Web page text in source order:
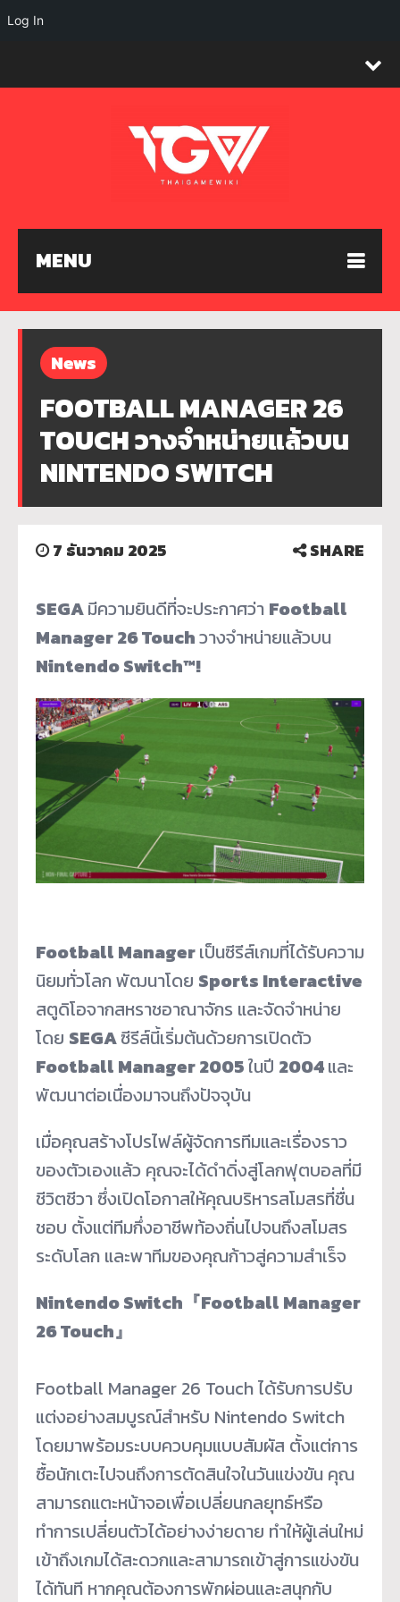
MENU
News
FOOTBALL MANAGER 26
TOUCH วางจำหน่ายแล้วบน
NINTENDO SWITCH
7 ธันวาคม 2025 SHARE
SEGAมีความยินดีที่จะประกาศว่า Football
Manager 26 Touchวางจำหน่ายแล้วบน
Nintendo Switch™!
Football Managerเป็นซีรีส์เกมที่ได้รับความ
นิยมทั่วโลก พัฒนาโดย Sports Interactive
สตูดิโอจากสหราชอาณาจักร และจัดจำหน่าย
โดย SEGAซีรีส์นี้เริ่มต้นด้วยการเปิดตัว
Football Manager 2005ในปี 2004และ
พัฒนาต่อเนื่องมาจนถึงปัจจุบัน
เมื่อคุณสร้างโปรไฟล์ผู้จัดการทีมและเรื่องราว
ของตัวเองแล้ว คุณจะได้ดำดิ่งสู่โลกฟุตบอลที่มี
ชีวิตชีวา ซึ่งเปิดโอกาสให้คุณบริหารสโมสรที่ชื่น
ชอบ ตั้งแต่ทีมกึ่งอาชีพท้องถิ่นไปจนถึงสโมสร
ระดับโลก และพาทีมของคุณก้าวสู่ความสำเร็จ
Nintendo Switch 『Football Manager
26 Touch』
Football Manager 26 Touch ได้รับการปรับ
แต่งอย่างสมบูรณ์สำหรับ Nintendo Switch
โดยมาพร้อมระบบควบคุมแบบสัมผัส ตั้งแต่การ
ซื้อนักเตะไปจนถึงการตัดสินใจในวันแข่งขัน คุณ
สามารถแตะหน้าจอเพื่อเปลี่ยนกลยุทธ์หรือ
ทำการเปลี่ยนตัวได้อย่างง่ายดาย ทำให้ผู้เล่นใหม่
เข้าถึงเกมได้สะดวกและสามารถเข้าสู่การแข่งขัน
ได้ทันที หากคุณต้องการพักผ่อนและสนุกกับ
Log In